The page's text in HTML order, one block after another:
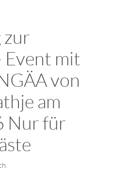
zur
Event mit
von
am
Nur für